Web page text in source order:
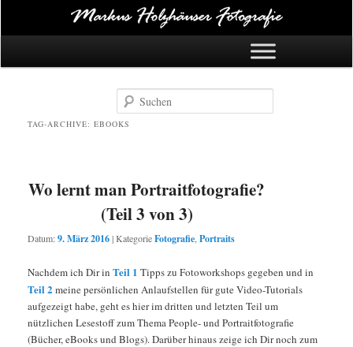
Suchen
TAG-ARCHIVE: EBOOKS
Wo lernt man Portraitfotografie?
(Teil 3 von 3)
Datum:9. März 2016|KategorieFotografie,Portraits
Nachdem ich Dir in Teil 1 Tipps zu Fotoworkshops gegeben und in
Teil 2 meine persönlichen Anlaufstellen für gute Video-Tutorials
aufgezeigt habe, geht es hier im dritten und letzten Teil um
nützlichen Lesestoff zum Thema People- und Portraitfotografie
(Bücher, eBooks und Blogs). Darüber hinaus zeige ich Dir noch zum